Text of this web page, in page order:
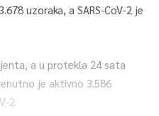
uzoraka, a SARS-CoV-2 je
a u protekla 24 sata
je aktivno 3.586
2.